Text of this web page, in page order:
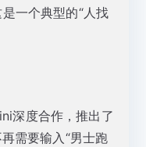
一个典型的“人找
深度合作，推出了
需要输入“男士跑